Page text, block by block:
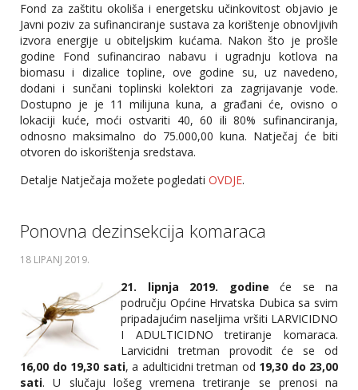
Fond za zaštitu okoliša i energetsku učinkovitost objavio je
Javni poziv za sufinanciranje sustava za korištenje obnovljivih
izvora energije u obiteljskim kućama. Nakon što je prošle
godine Fond sufinancirao nabavu i ugradnju kotlova na
biomasu i dizalice topline, ove godine su, uz navedeno,
dodani i sunčani toplinski kolektori za zagrijavanje vode.
Dostupno je je 11 milijuna kuna, a građani će, ovisno o
lokaciji kuće, moći ostvariti 40, 60 ili 80% sufinanciranja,
odnosno maksimalno do 75.000,00 kuna. Natječaj će biti
otvoren do iskorištenja sredstava.
Detalje Natječaja možete pogledati OVDJE.
Ponovna dezinsekcija komaraca
18 LIPANJ 2019.
21. lipnja 2019. godine će se na
području Općine Hrvatska Dubica sa svim
pripadajućim naseljima vršiti LARVICIDNO
I ADULTICIDNO tretiranje komaraca.
Larvicidni tretman provodit će se od
16,00 do 19,30 sati, a adulticidni tretman od 19,30 do 23,00
sati. U slučaju lošeg vremena tretiranje se prenosi na